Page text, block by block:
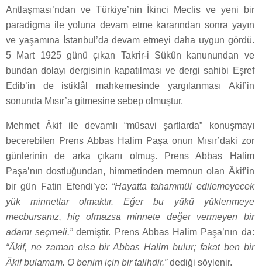
Antlaşması’ndan ve Türkiye’nin İkinci Meclis ve yeni bir
paradigma ile yoluna devam etme kararından sonra yayın
ve yaşamına İstanbul’da devam etmeyi daha uygun gördü.
5 Mart 1925 günü çıkan Takrir-i Sükûn kanunundan ve
bundan dolayı dergisinin kapatılması ve dergi sahibi Eşref
Edib’in de istiklâl mahkemesinde yargılanması Akif’in
sonunda Mısır’a gitmesine sebep olmuştur.
Mehmet Âkif ile devamlı “müsavi şartlarda” konuşmayı
becerebilen Prens Abbas Halim Paşa onun Mısır’daki zor
günlerinin de arka çıkanı olmuş. Prens Abbas Halim
Paşa’nın dostluğundan, himmetinden memnun olan Âkif’in
bir gün Fatin Efendi’ye: “Hayatta tahammül edilemeyecek
yük minnettar olmaktır. Eğer bu yükü yüklenmeye
mecbursanız, hiç olmazsa minnete değer vermeyen bir
adamı seçmeli.”demiştir. Prens Abbas Halim Paşa’nın da:
“Âkif, ne zaman olsa bir Abbas Halim bulur; fakat ben bir
Âkif bulamam. O benim için bir talihdir.”dediği söylenir.